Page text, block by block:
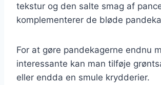
tekstur og den salte smag af
komplementerer de bløde
For at gøre pandekagerne endnu
interessante kan man tilføje
eller endda en smule krydderier.